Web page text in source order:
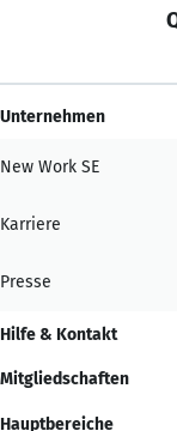
Unternehmen
New Work SE
Karriere
Presse
Hilfe & Kontakt
Mitgliedschaften
Hauptbereiche